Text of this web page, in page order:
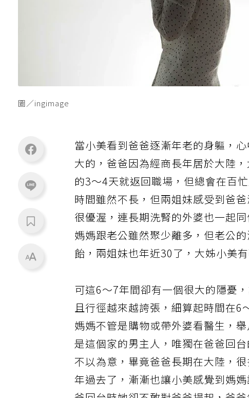
圖／ingimage
當小美看到爸爸逐漸年老的身軀，
大的，爸爸因為經商長年居於大陸
的3～4天就返回職場，但總會在百
時間雖然不長，但兩姐妹感受到爸
很優渥，連長期洗腎的外婆也一起
媽媽跟老公雖然聚少離多，但老公
飴，兩姐妹也年近30了，大姊小美
可這6～7年間卻有一個很大的隱憂
且行徑越來越誇張，細算起時間在6
媽媽不管是購物或帶外婆看醫生，
是這個家的男主人，唯獨在爸爸回
不以為意，畢竟爸爸長期在大陸，
年過去了，漸漸也讓小美感覺到媽